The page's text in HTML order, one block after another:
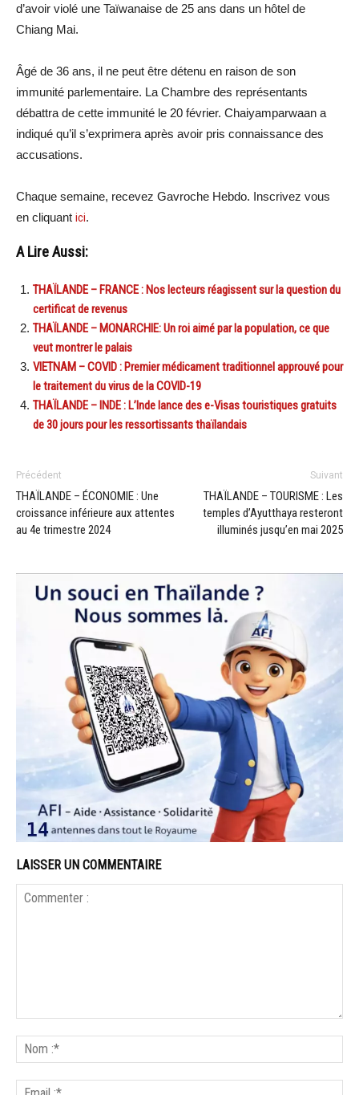
d’avoir violé une Taïwanaise de 25 ans dans un hôtel de
Chiang Mai.
Âgé de 36 ans, il ne peut être détenu en raison de son
immunité parlementaire. La Chambre des représentants
débattra de cette immunité le 20 février. Chaiyamparwaan a
indiqué qu’il s’exprimera après avoir pris connaissance des
accusations.
Chaque semaine, recevez Gavroche Hebdo. Inscrivez vous
en cliquant ici.
A Lire Aussi:
THAÏLANDE – FRANCE : Nos lecteurs réagissent sur la question du
certificat de revenus
THAÏLANDE – MONARCHIE: Un roi aimé par la population, ce que
veut montrer le palais
VIETNAM – COVID : Premier médicament traditionnel approuvé pour
le traitement du virus de la COVID-19
THAÏLANDE – INDE : L’Inde lance des e-Visas touristiques gratuits
de 30 jours pour les ressortissants thaïlandais
Précédent
THAÏLANDE – ÉCONOMIE : Une
croissance inférieure aux attentes
au 4e trimestre 2024
Suivant
THAÏLANDE – TOURISME : Les
temples d’Ayutthaya resteront
illuminés jusqu’en mai 2025
LAISSER UN COMMENTAIRE